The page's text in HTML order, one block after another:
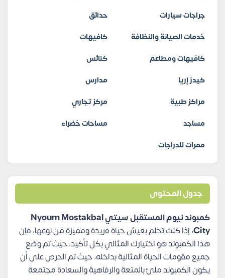
جراجات سيارات
حدائق
خدمات الصيانة والنظافة
كافيهات
كافيهات ومطاعم
كنائس
كيدز إريا
مدارس
مراكز طبية
مركز تجاري
مساجد
مساحات خضراء
ممرات للدراجات
جدول المحتوى
كمبوند نيوم المستقبل سيتي Nyoum Mostakbal
City، إذا كنت تحلم بعيش حياة فريدة ومميزة من نوعها، فإن
هذا الكمبوند هو اختيارك المثالي بكل تأكيد، حيث تم وضع
جميع مقومات الحياة المثالية بداخله، حيث تم الحرص على أن
يكون الكمبوند ملئ بالمتعة والرفاهية والسعادة مجتمعة